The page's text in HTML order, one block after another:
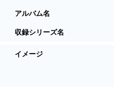
アルバム名
収録シリーズ名
イメージ